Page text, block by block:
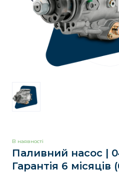
В наявності
Паливний насос |
Гарантія 6 місяців